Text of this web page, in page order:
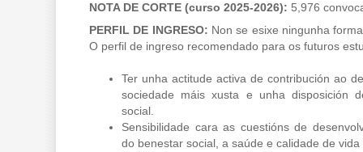
NOTA DE CORTE (curso 2025-2026): 5,976
PERFIL DE INGRESO: Non se esixe ningunha
O perfil de ingreso recomendado para os futuros
Ter unha actitude activa de contribución ao
sociedade máis xusta e unha disposición
social.
Sensibilidade cara as cuestións de
do benestar social, a saúde e calidade de